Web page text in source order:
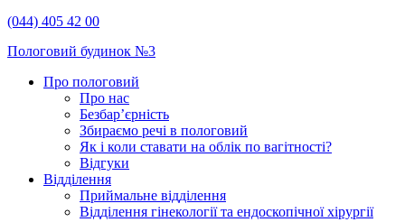
(044) 405 42 00
Пологовий будинок №3
Про пологовий
Про нас
Безбар’єрність
Збираємо речі в пологовий
Як і коли ставати на облік по вагітності?
Відгуки
Відділення
Приймальне відділення
Відділення гінекології та ендоскопічної хірургії